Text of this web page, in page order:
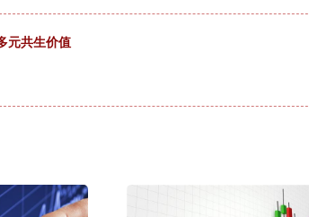
元共生价值